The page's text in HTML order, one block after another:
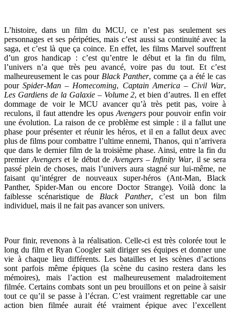
L’histoire, dans un film du MCU, ce n’est pas seulement ses
personnages et ses péripéties, mais c’est aussi sa continuité avec la
saga, et c’est là que ça coince. En effet, les films Marvel souffrent
d’un gros handicap : c’est qu’entre le début et la fin du film,
l’univers n’a que très peu avancé, voire pas du tout. Et c’est
malheureusement le cas pour Black Panther, comme ça a été le cas
pourSpider-Man – Homecoming, Captain America – Civil War,
Les Gardiens de la Galaxie – Volume 2, et bien d’autres. Il en effet
dommage de voir le MCU avancer qu’à très petit pas, voire à
reculons, il faut attendre les opus Avengerspour pouvoir enfin voir
une évolution. La raison de ce problème est simple : il a fallut une
phase pour présenter et réunir les héros, et il en a fallut deux avec
plus de films pour combattre l’ultime ennemi, Thanos, qui n’arrivera
que dans le dernier film de la troisième phase. Ainsi, entre la fin du
premier Avengerset le début de Avengers – Infinity War, il se sera
passé plein de choses, mais l’univers aura stagné sur lui-même, ne
faisant qu’intégrer de nouveaux super-héros (Ant-Man, Black
Panther, Spider-Man ou encore Doctor Strange). Voilà donc la
faiblesse scénaristique de Black Panther, c’est un bon film
individuel, mais il ne fait pas avancer son univers.
Pour finir, revenons à la réalisation. Celle-ci est très colorée tout le
long du film et Ryan Coogler sait diriger ses équipes et donner une
vie à chaque lieu différents. Les batailles et les scènes d’actions
sont parfois même épiques (la scène du casino restera dans les
mémoires), mais l’action est malheureusement maladroitement
filmée. Certains combats sont un peu brouillons et on peine à saisir
tout ce qu’il se passe à l’écran. C’est vraiment regrettable car une
action bien filmée aurait été vraiment épique avec l’excellent